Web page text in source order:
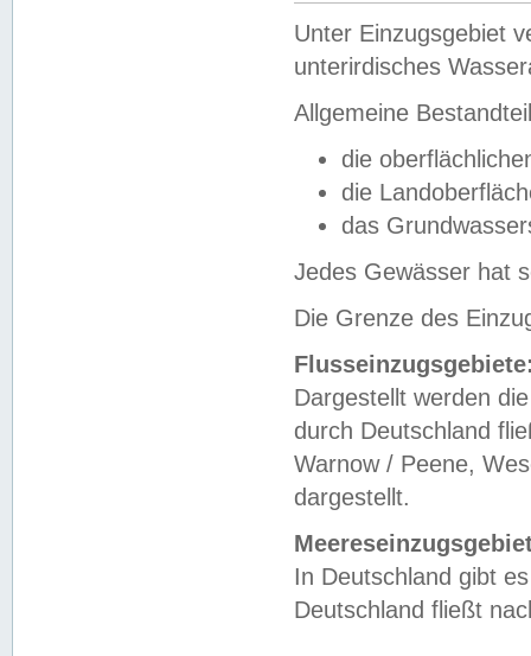
Unter Einzugsgebiet
unterirdisches
Allgemeine
die
die
das
Jedes Gewässer hat
Die Grenze des
Dargestellt werden
durch Deutschland
Warnow / Peene,
dargestellt.
In Deutschland gibt
Deutschland fließt